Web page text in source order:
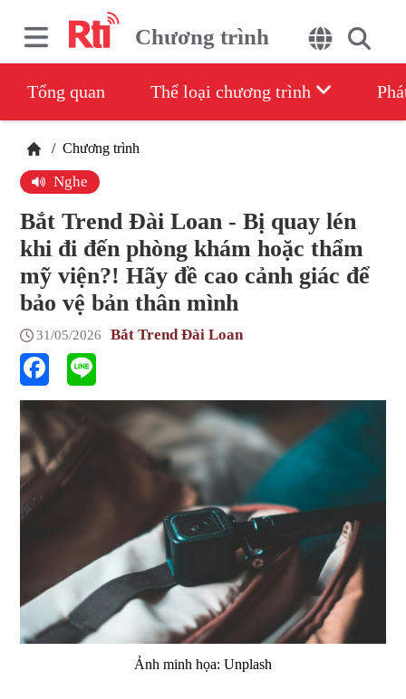
Chương trình
Tổng quan Thể loại chương trình
/ Chương trình
Nghe
Bắt Trend Đài Loan - Bị quay lén
khi đi đến phòng khám hoặc thẩm
mỹ viện?! Hãy đề cao cảnh giác để
bảo vệ bản thân mình
31/05/2026 Bắt Trend Đài Loan
Ảnh minh họa: Unplash